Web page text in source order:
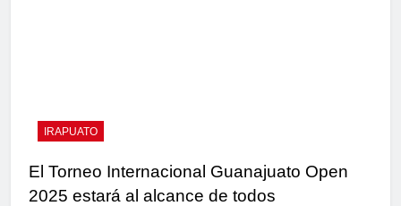
IRAPUATO
El Torneo Internacional Guanajuato Open
2025 estará al alcance de todos